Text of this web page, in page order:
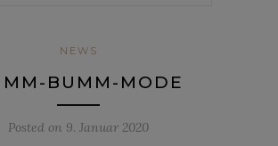
NEWS
BUMM-MODE
Posted on 9. Januar 2020